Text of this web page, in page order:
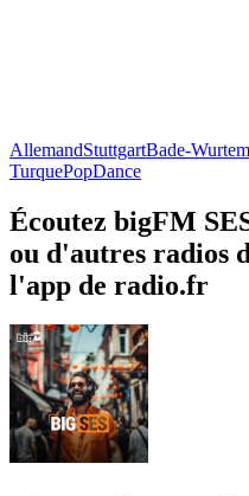
AllemandStuttgartBade-
TurquePopDance
Écoutez bigFM
ou d'autres radios
l'app de radio.fr